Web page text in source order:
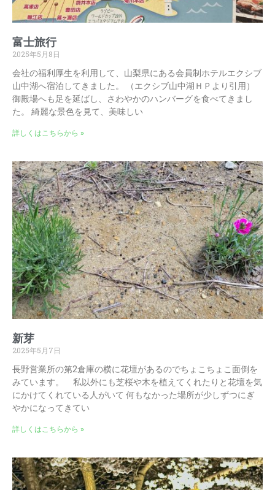
富士旅行
2025年5月8日
会社の福利厚生を利用して、山梨県にある会員制ホテルエクシブ
山中湖へ宿泊してきました。 （エクシブ山中湖ＨＰより引用）
御殿場へも足を延ばし、さわやかのハンバーグを食べてきまし
た。 綺麗な景色を見て、美味しい
詳しくはこちらから »
新芽
2025年5月7日
長野営業所の第2倉庫の横に花壇があるのでちょこちょこ面倒を
みています。 私以外にも芝桜や木を植えてくれたりと花壇を気
にかけてくれている人がいて 何もなかった場所が少しずつにぎ
やかになってきてい
詳しくはこちらから »